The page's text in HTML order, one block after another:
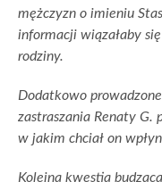
mężczyzn o imieniu
informacji wiązałaby
rodziny.
Dodatkowo
zastraszania Renaty G.
w jakim chciał on
Kolejną kwestią